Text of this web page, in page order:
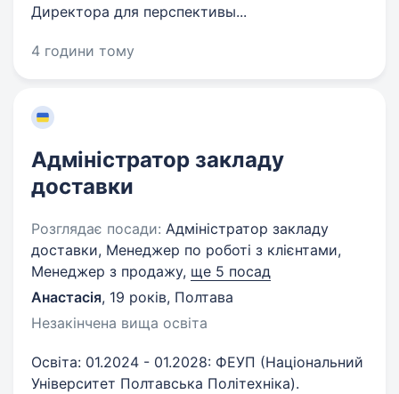
Директора для перспективы...
4 години тому
Адміністратор закладу
доставки
Розглядає посади: Адміністратор закладу
доставки, Менеджер по роботі з клієнтами,
Менеджер з продажу, ще 5 посад
Анастасія, 19 років, Полтава
Незакінчена вища освіта
Освіта: 01.2024 - 01.2028: ФЕУП (Національний
Університет Полтавська Політехніка).